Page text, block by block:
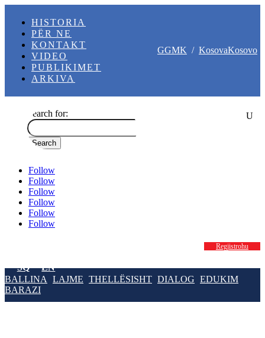
HISTORIA
PËR NE
KONTAKT
VIDEO
PUBLIKIMET
ARKIVA
GGMK / KosovaKosovo
Search for:
Follow
Follow
Follow
Follow
Follow
Follow
SQ EN
Regjistrohu
BALLINA LAJME THELLËSISHT DIALOG EDUKIM
BARAZI